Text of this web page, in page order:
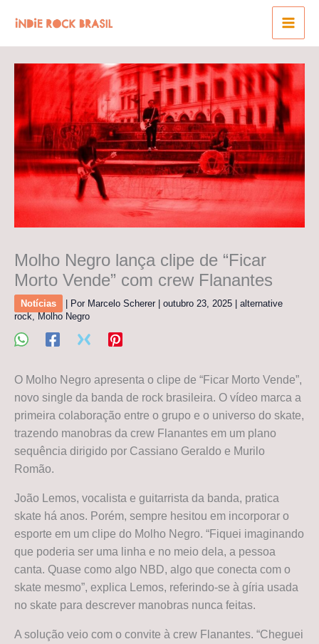
para
o
conteúdo
Molho Negro lança clipe de “Ficar
Morto Vende” com crew Flanantes
Notícias | Por Marcelo Scherer | outubro 23, 2025 | alternative
rock,Molho Negro
O Molho Negro apresenta o clipe de “Ficar Morto Vende”,
novo single da banda de rock brasileira. O vídeo marca a
primeira colaboração entre o grupo e o universo do skate,
trazendo manobras da crew Flanantes em um plano
sequência dirigido por Cassiano Geraldo e Murilo
Romão.
João Lemos, vocalista e guitarrista da banda, pratica
skate há anos. Porém, sempre hesitou em incorporar o
esporte em um clipe do Molho Negro. “Fiquei imaginando
que poderia ser uma linha e no meio dela, a pessoa
canta. Quase como algo NBD, algo que conecta com o
skate mesmo”, explica Lemos, referindo-se à gíria usada
no skate para descrever manobras nunca feitas.
A solução veio com o convite à crew Flanantes. “Cheguei